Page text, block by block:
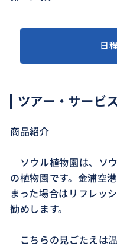
日
ツアー・サービ
商品紹介
ソウル植物園は、ソ
の植物園です。金浦空
まった場合はリフレッ
勧めします。
こちらの見ごたえは